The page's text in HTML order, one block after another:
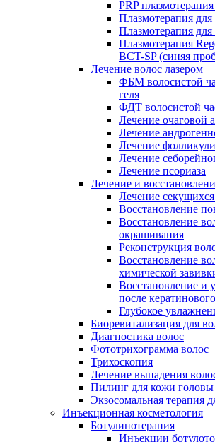
PRP
Плазмотерапия
Плазмотерапия
Плазмотерапия
BCT-SP (синяя
Лечение волос лазером
ФБМ волосистой
геля
ФДТ волосистой
Лечение очаговой
Лечение
Лечение
Лечение
Лечение псориаза
Лечение и
Лечение
Восстановление
Восстановление
окрашивания
Реконструкция
Восстановление
химической
Восстановление и
после
Глубокое
Биоревитализация для
Диагностика волос
Фототрихограмма волос
Трихоскопия
Лечение выпадения
Пилинг для кожи головы
Экзосомальная терапия
Инъекционная косметология
Ботулинотерапия
Инъекции